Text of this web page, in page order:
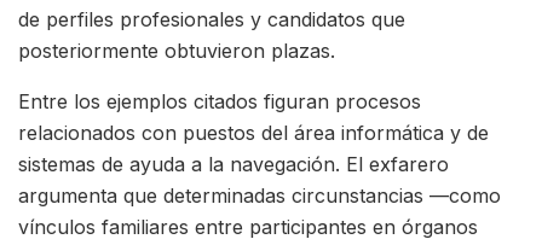
de perfiles profesionales y candidatos que
posteriormente obtuvieron plazas.
Entre los ejemplos citados figuran procesos
relacionados con puestos del área informática y de
sistemas de ayuda a la navegación. El exfarero
argumenta que determinadas circunstancias —como
vínculos familiares entre participantes en órganos